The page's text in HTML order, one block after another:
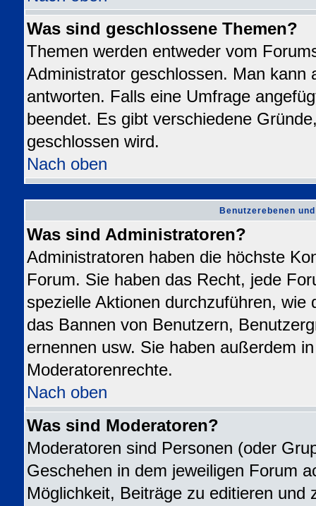
Was sind geschlossene Themen?
Themen werden entweder vom
Administrator geschlossen. Man kann
antworten. Falls eine Umfrage
beendet. Es gibt verschiedene
geschlossen wird.
Nach oben
Benutzerebenen
Was sind Administratoren?
Administratoren haben die höchste
Forum. Sie haben das Recht, jede
spezielle Aktionen durchzuführen, wie
das Bannen von Benutzern,
ernennen usw. Sie haben außerdem
Moderatorenrechte.
Nach oben
Was sind Moderatoren?
Moderatoren sind Personen (oder
Geschehen in dem jeweiligen Forum
Möglichkeit, Beiträge zu editieren und